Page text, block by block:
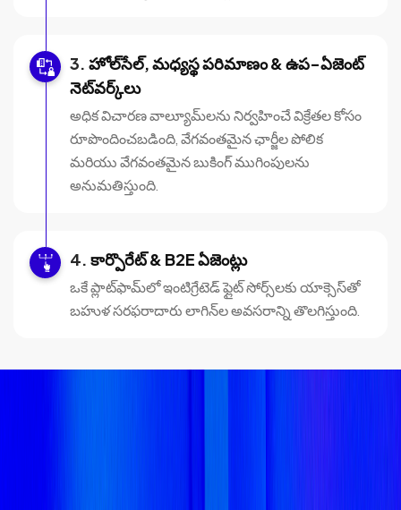
హోల్‌సేల్, మధ్యస్థ పరిమాణం & ఉప-ఏజెంట్
నెట్‌వర్క్‌లు
అధిక విచారణ వాల్యూమ్‌లను నిర్వహించే విక్రేతల కోసం
రూపొందించబడింది, వేగవంతమైన ఛార్జీల పోలిక
మరియు వేగవంతమైన బుకింగ్ ముగింపులను
అనుమతిస్తుంది.
కార్పొరేట్ & B2E ఏజెంట్లు
ఒకే ప్లాట్‌ఫామ్‌లో ఇంటిగ్రేటెడ్ ఫ్లైట్ సోర్స్‌లకు యాక్సెస్‌తో
బహుళ సరఫరాదారు లాగిన్‌ల అవసరాన్ని తొలగిస్తుంది.